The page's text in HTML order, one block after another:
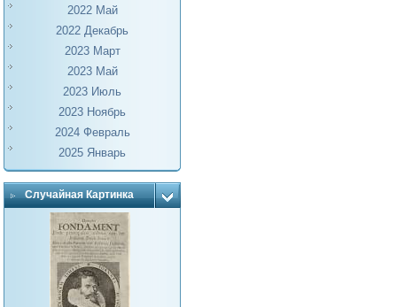
2022 Май
2022 Декабрь
2023 Март
2023 Май
2023 Июль
2023 Ноябрь
2024 Февраль
2025 Январь
Случайная Картинка